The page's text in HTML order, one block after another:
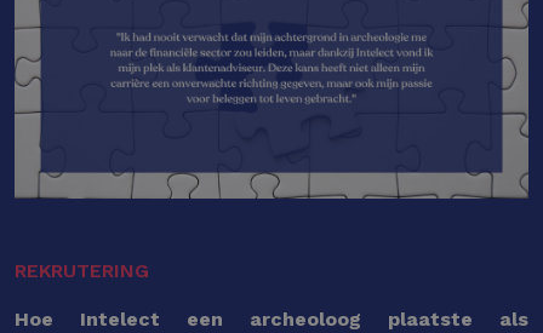
REKRUTERING
Hoe Intelect een archeoloog plaatste als